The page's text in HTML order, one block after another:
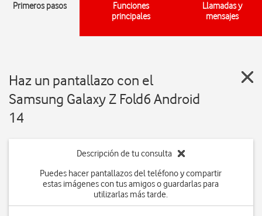
Primeros pasos
Funciones
principales
Llamadas y
mensajes
Haz un pantallazo con el
Samsung Galaxy Z Fold6 Android
14
Descripción de tu consulta
Puedes hacer pantallazos del teléfono y compartir
estas imágenes con tus amigos o guardarlas para
utilizarlas más tarde.